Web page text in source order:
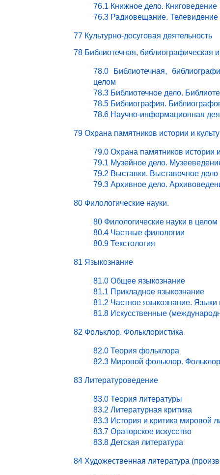
76.1 Книжное дело. Книговедение
76.3 Радиовещание. Телевидение
77 Культурно-досуговая деятельность
78 Библиотечная, библиографическая
78.0 Библиотечная,
целом
78.3 Библиотечное дело.
78.5 Библиография.
78.6 Научно-информационная
79 Охрана памятников истории и
79.0 Охрана памятников истории
79.1 Музейное дело.
79.2 Выставки. Выставочное дело
79.3 Архивное дело.
80 Филологические науки.
80 Филологические науки в целом
80.4 Частные филологии
80.9 Текстология
81 Языкознание
81.0 Общее языкознание
81.1 Прикладное языкознание
81.2 Частное языкознание. Языки
81.8 Искусственные
82 Фольклор. Фольклористика
82.0 Теория фольклора
82.3 Мировой фольклор.
83 Литературоведение
83.0 Теория литературы
83.2 Литературная критика
83.3 История и критика мировой
83.7 Ораторское искусство
83.8 Детская литература
84 Художественная литература